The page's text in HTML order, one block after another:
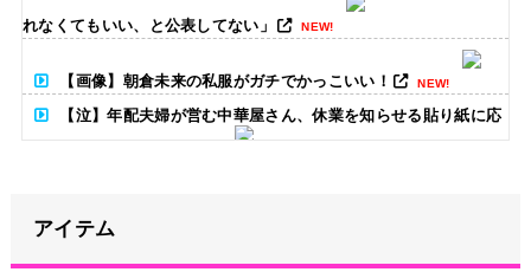
れなくてもいい、と公表してない」 NEW!
【画像】朝倉未来の私服がガチでかっこいい！ NEW!
【泣】年配夫婦が営む中華屋さん、休業を知らせる貼り紙に応
い落せるから合理的だ」と自惚れていた結果……
アイテム